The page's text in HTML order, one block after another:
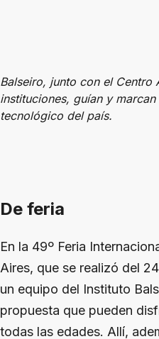
Balseiro, junto con el Centro
instituciones, guían y
tecnológico del país.
De feria
En la 49º Feria
Aires, que se realizó del
un equipo del Instituto
propuesta que pueden
todas las edades. Allí,